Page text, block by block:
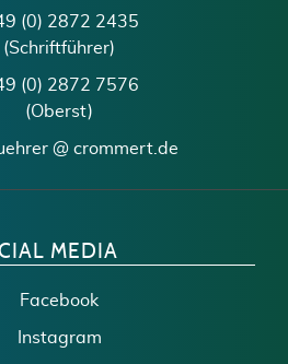
(0) 2872 2435
(Schriftführer)
(0) 2872 7576
(Oberst)
@ crommert.de
MEDIA
Facebook
Instagram